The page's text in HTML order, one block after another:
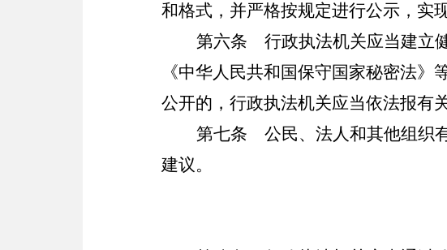
和格式，并严格按规定进行公示，实
第六条 行政执法机关应当建立
《中华人民共和国保守国家秘密法
公开的，行政执法机关应当依法报有
第七条 公民、法人和其他组织
建议。